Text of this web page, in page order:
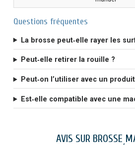
Questions fréquentes
La brosse peut‑elle rayer les
Peut‑elle retirer la rouille ?
Peut‑on l’utiliser avec un
Est‑elle compatible avec une
AVIS SUR BROSSE